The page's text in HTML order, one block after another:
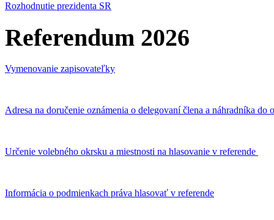
Rozhodnutie prezidenta SR
Referendum 2026
Vymenovanie zapisovateľky
Adresa na doručenie oznámenia o delegovaní člena a náhradníka
Určenie volebného okrsku a miestnosti na hlasovanie v referende
Informácia o podmienkach práva hlasovať v referende